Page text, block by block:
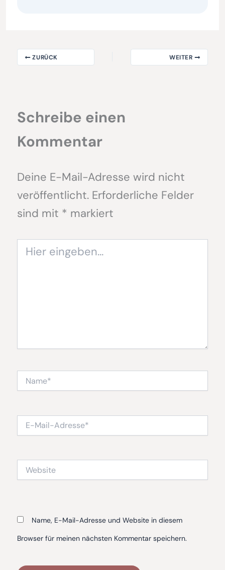
ZURÜCK WEITER
Schreibe einen
Kommentar
Deine E-Mail-Adresse wird nicht
veröffentlicht. Erforderliche Felder
sind mit * markiert
eingeben…
Mail-
Name, E-Mail-Adresse und Website in diesem
Browser für meinen nächsten Kommentar speichern.